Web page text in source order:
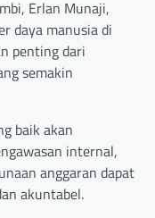
Erlan Munaji,
daya manusia di
penting dari
semakin
baik akan
internal,
anggaran dapat
akuntabel.